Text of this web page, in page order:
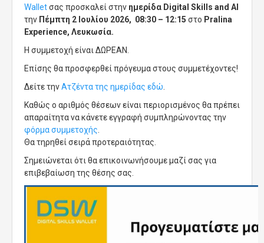
Walletσας προσκαλεί στην ημερίδα Digital Skills and AI
την Πέμπτη 2 Ιουλίου 2026, 08:30 – 12:15 στο Pralina
Experience, Λευκωσία.
Η συμμετοχή είναι ΔΩΡΕΑΝ.
Επίσης θα προσφερθεί πρόγευμα στους συμμετέχοντες!
Δείτε τηνΑτζέντα της ημερίδας εδώ
Καθώς ο αριθμός θέσεων είναι περιορισμένος θα πρέπει
απαραίτητα να κάνετε εγγραφή συμπληρώνοντας την
φόρμα συμμετοχής
Θα τηρηθεί σειρά προτεραιότητας.
Σημειώνεται ότι θα επικοινωνήσουμε μαζί σας για
επιβεβαίωση της θέσης σας.